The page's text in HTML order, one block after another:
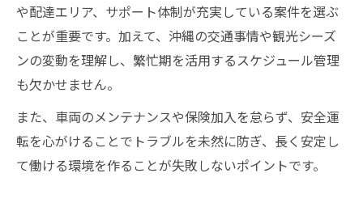
や配達エリア、サポート体制が充実している案件を選ぶ
ことが重要です。加えて、沖縄の交通事情や観光シーズ
ンの変動を理解し、繁忙期を活用するスケジュール管理
も欠かせません。
また、車両のメンテナンスや保険加入を怠らず、安全運
転を心がけることでトラブルを未然に防ぎ、長く安定し
て働ける環境を作ることが失敗しないポイントです。